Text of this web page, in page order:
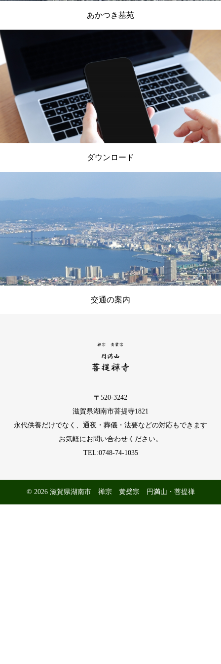
あかつき墓苑
ダウンロード
交通の案内
〒520-3242
滋賀県湖南市菩提寺1821
永代供養だけでなく、通夜・葬儀・法要などの対応もできます
お気軽にお問い合わせください。
TEL:0748-74-1035
© 2026 滋賀県湖南市 禅宗 黄檗宗 円満山・菩提禅